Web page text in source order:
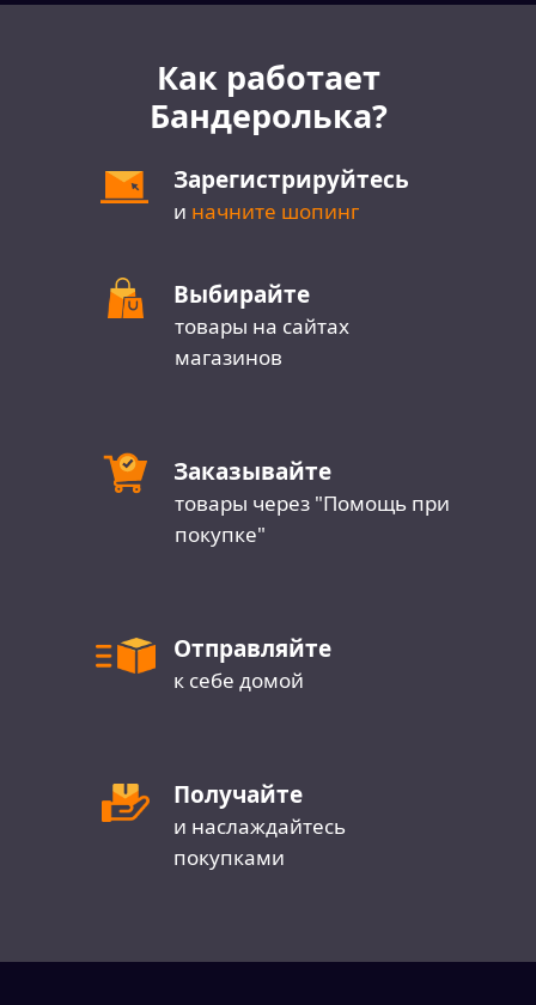
Как работает
Бандеролька?
Зарегистрируйтесь
и начните шопинг
Отправляйте
к себе домой
Выбирайте
товары на сайтах
магазинов
Получайте
и наслаждайтесь
покупками
Заказывайте
товары через "Помощь при
покупке"